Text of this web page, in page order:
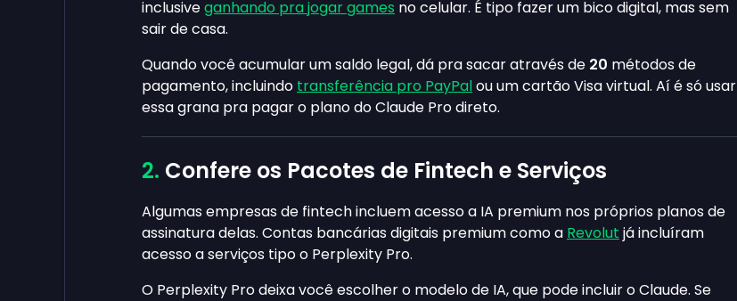
inclusiveganhando pra jogar games no celular. É tipo fazer um bico digital, mas sem
sair de casa.
Quando você acumular um saldo legal, dá pra sacar através de 20 métodos de
pagamento, incluindo transferência pro PayPalou um cartão Visa virtual. Aí é só usar
essa grana pra pagar o plano do Claude Pro direto.
Confere os Pacotes de Fintech e Serviços
Algumas empresas de fintech incluem acesso a IA premium nos próprios planos de
assinatura delas. Contas bancárias digitais premium como a Revolut já incluíram
acesso a serviços tipo o Perplexity Pro.
O Perplexity Pro deixa você escolher o modelo de IA, que pode incluir o Claude. Se